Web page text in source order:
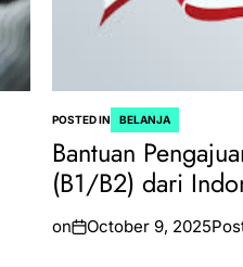
POSTED IN BELANJA
Bantuan
(B1/B2) dari
on October 9, 2025